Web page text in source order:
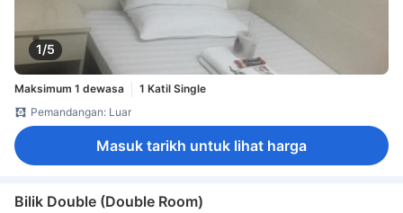
1/5
Maksimum 1 dewasa
1 Katil Single
Pemandangan: Luar
Masuk tarikh untuk lihat harga
Bilik Double (Double Room)